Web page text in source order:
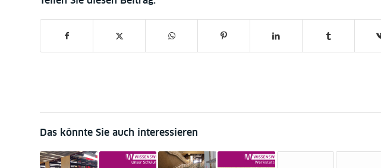
Das könnte Sie auch interessieren